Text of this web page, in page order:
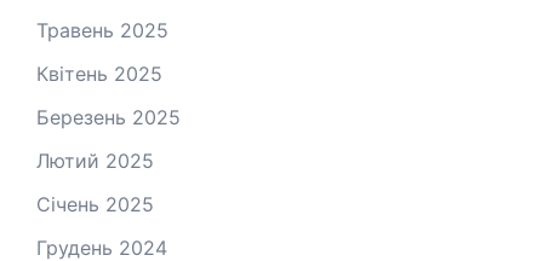
Травень 2025
Квітень 2025
Березень 2025
Лютий 2025
Січень 2025
Грудень 2024